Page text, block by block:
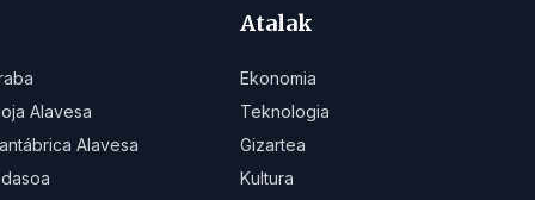
Alavesa
Alavesa
Atalak
Ekonomia
Teknologia
Gizartea
Kultura